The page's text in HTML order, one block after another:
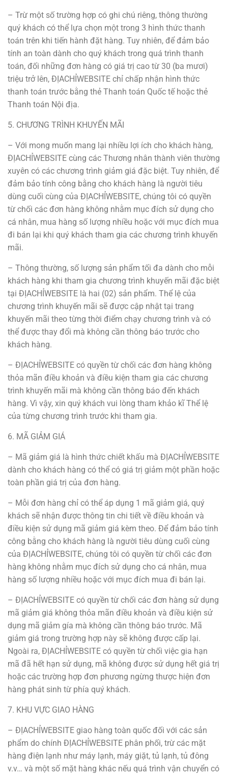
– Trừ một số trường hợp có ghi chú riêng, thông thường
quý khách có thể lựa chọn một trong 3 hình thức thanh
toán trên khi tiến hành đặt hàng. Tuy nhiên, để đảm bảo
tính an toàn dành cho quý khách trong quá trình thanh
toán, đối những đơn hàng có giá trị cao từ 30 (ba mươi)
triệu trở lên, ĐỊACHỈWEBSITE chỉ chấp nhận hình thức
thanh toán trước bằng thẻ Thanh toán Quốc tế hoặc thẻ
Thanh toán Nội địa.
5. CHƯƠNG TRÌNH KHUYẾN MÃI
– Với mong muốn mang lại nhiều lợi ích cho khách hàng,
ĐỊACHỈWEBSITE cùng các Thương nhân thành viên thường
xuyên có các chương trình giảm giá đặc biệt. Tuy nhiên, để
đảm bảo tính công bằng cho khách hàng là người tiêu
dùng cuối cùng của ĐỊACHỈWEBSITE, chúng tôi có quyền
từ chối các đơn hàng không nhằm mục đích sử dụng cho
cá nhân, mua hàng số lượng nhiều hoặc với mục đích mua
đi bán lại khi quý khách tham gia các chương trình khuyến
mãi.
– Thông thường, số lượng sản phẩm tối đa dành cho mỗi
khách hàng khi tham gia chương trình khuyến mãi đặc biệt
tại ĐỊACHỈWEBSITE là hai (02) sản phẩm. Thể lệ của
chương trình khuyến mãi sẽ được cập nhật tại trang
khuyến mãi theo từng thời điểm chạy chương trình và có
thể được thay đổi mà không cần thông báo trước cho
khách hàng.
– ĐỊACHỈWEBSITE có quyền từ chối các đơn hàng không
thỏa mãn điều khoản và điều kiện tham gia các chương
trình khuyến mãi mà không cần thông báo đến khách
hàng. Vì vậy, xin quý khách vui lòng tham khảo kĩ Thể lệ
của từng chương trình trước khi tham gia.
6. MÃ GIẢM GIÁ
– Mã giảm giá là hình thức chiết khấu mà ĐỊACHỈWEBSITE
dành cho khách hàng có thể có giá trị giảm một phần hoặc
toàn phần giá trị của đơn hàng.
– Mỗi đơn hàng chỉ có thể áp dụng 1 mã giảm giá, quý
khách sẽ nhận được thông tin chi tiết về điều khoản và
điều kiện sử dụng mã giảm giá kèm theo. Để đảm bảo tính
công bằng cho khách hàng là người tiêu dùng cuối cùng
của ĐỊACHỈWEBSITE, chúng tôi có quyền từ chối các đơn
hàng không nhằm mục đích sử dụng cho cá nhân, mua
hàng số lượng nhiều hoặc với mục đích mua đi bán lại.
– ĐỊACHỈWEBSITE có quyền từ chối các đơn hàng sử dụng
mã giảm giá không thỏa mãn điều khoản và điều kiện sử
dụng mã giảm gía mà không cần thông báo trước. Mã
giảm giá trong trường hợp này sẽ không được cấp lại.
Ngoài ra, ĐỊACHỈWEBSITE có quyền từ chối việc gia hạn
mã đã hết hạn sử dụng, mã không được sử dụng hết giá trị
hoặc các trường hợp đơn phương ngừng thược hiện đơn
hàng phát sinh từ phía quý khách.
7. KHU VỰC GIAO HÀNG
– ĐỊACHỈWEBSITE giao hàng toàn quốc đối với các sản
phẩm do chính ĐỊACHỈWEBSITE phân phối, trừ các mặt
hàng điện lạnh như máy lạnh, máy giặt, tủ lạnh, tủ đông
v.v… và một số mặt hàng khác nếu quá trình vận chuyển có